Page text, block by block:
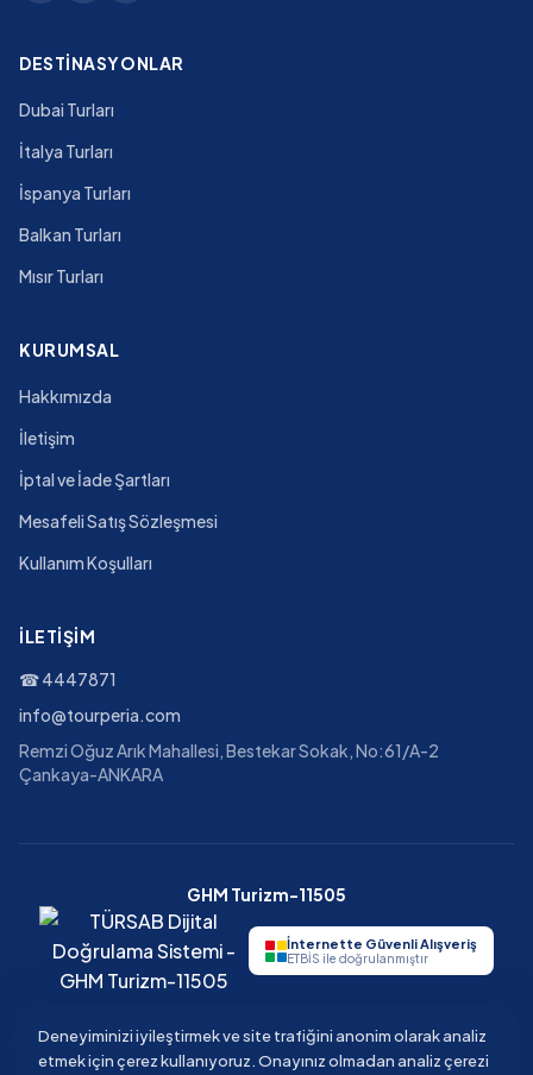
DESTINASYONLAR
Dubai Turları
İtalya Turları
İspanya Turları
Balkan Turları
Mısır Turları
KURUMSAL
Hakkımızda
İletişim
İptal ve İade Şartları
Mesafeli Satış Sözleşmesi
Kullanım Koşulları
İLETIŞIM
☎4447871
info@tourperia.com
Remzi Oğuz Arık Mahallesi, Bestekar Sokak, No:61/A-2
Çankaya-ANKARA
GHM Turizm-11505
İnternette Güvenli Alışveriş
ETBİS ile doğrulanmıştır
Deneyiminizi iyileştirmek ve site trafiğini anonim olarak analiz
etmek için çerez kullanıyoruz. Onayınız olmadan analiz çerezi